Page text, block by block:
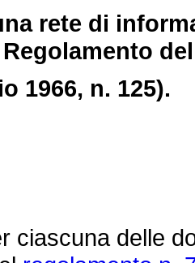
rete di
1966, n. 125).
delle